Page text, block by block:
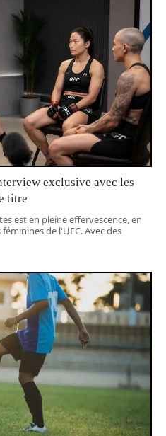
exclusive avec les
titre
est en pleine effervescence, en
de l'UFC. Avec des